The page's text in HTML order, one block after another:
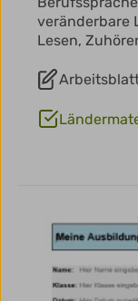
veränderbare
Lesen,